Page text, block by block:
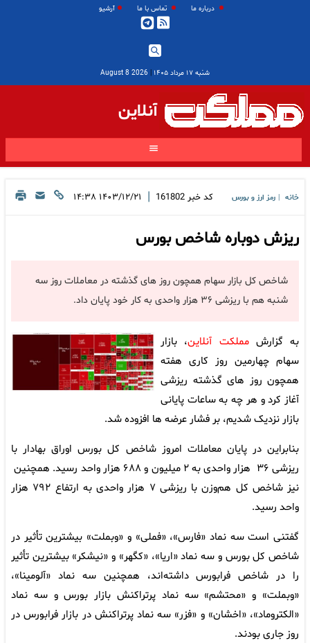
درباره ما تماس با ما آرشیو
شنبه ۱۷ مرداد ۱۴۰۵ |
2026 August 8
آنلاین
خانه رمز ارز و بورس کد خبر 161802
| ۱۴۰۳/۱۲/۲۱ ۱۴:۳۸
ریزش دوباره شاخص بورس
شاخص کل بازار سهام همچون روز های گذشته در معاملات روز سه
شنبه هم با ریزشی ۳۶ هزار واحدی به کار خود پایان داد.
به گزارشمملکت آنلاین، بازار
سهام چهارمین روز کاری هفته
همچون روز های گذشته ریزشی
آغاز کرد و هر چه به ساعات پایانی
بازار نزدیک شدیم، بر فشار عرضه ها افزوده شد.
بنابراین در پایان معاملات امروز شاخص کل بورس اوراق بهادار با
ریزشی ۳۶ هزار واحدی به ۲ میلیون و ۶۸۸ هزار واحد رسید. همچنین
نیز شاخص کل هم‌وزن با ریزشی ۷ هزار واحدی به ارتفاع ۷۹۲ هزار
واحد رسید.
گفتنی است سه نماد «فارس»، «فملی» و «وبملت» بیشترین تأثیر در
شاخص کل بورس و سه نماد «اریا»، «کگهر» و «نیشکر» بیشترین تأثیر
را در شاخص فرابورس داشته‌اند، همچنین سه نماد «آلومینا»،
«وبملت» و «محتشم» سه نماد پرتراکنش بازار بورس و سه نماد
«الکتروماد»، «اخشان» و «فزر» سه نماد پرتراکنش در بازار فرابورس در
روز جاری بودند.